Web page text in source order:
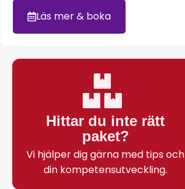
Läs mer & boka
Hittar du inte rätt
paket?
Vi hjälper dig gärna med tips och
din kompetensutveckling.